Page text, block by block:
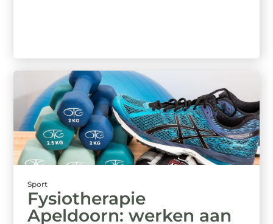
Sport
Fysiotherapie
Apeldoorn: werken aan